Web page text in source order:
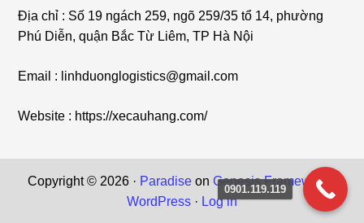
Địa chỉ : Số 19 ngách 259, ngõ 259/35 tổ 14, phường
Phú Diễn, quận Bắc Từ Liêm, TP Hà Nội
Email : linhduonglogistics@gmail.com
Website : https://xecauhang.com/
Copyright © 2026 · Paradise on Genesis Framework
WordPress · Log in
0901.119.119